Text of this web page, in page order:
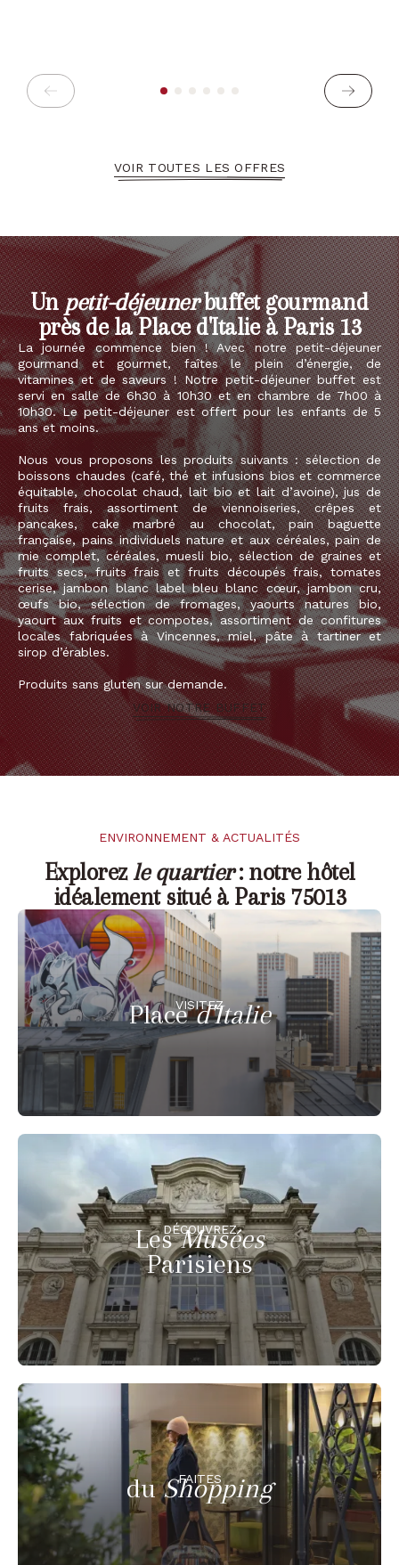
VOIR TOUTES LES OFFRES
Unpetit-déjeunerbuffet gourmand
près de la Place d'Italie à Paris 13
La journée commence bien ! Avec notre petit-déjeuner
gourmand et gourmet, faîtes le plein d’énergie, de
vitamines et de saveurs ! Notre petit-déjeuner buffet est
servi en salle de 6h30 à 10h30 et en chambre de 7h00 à
10h30. Le petit-déjeuner est offert pour les enfants de 5
ans et moins.
Nous vous proposons les produits suivants : sélection de
boissons chaudes (café, thé et infusions bios et commerce
équitable, chocolat chaud, lait bio et lait d’avoine), jus de
fruits frais, assortiment de viennoiseries, crêpes et
pancakes, cake marbré au chocolat, pain baguette
française, pains individuels nature et aux céréales, pain de
mie complet, céréales, muesli bio, sélection de graines et
fruits secs, fruits frais et fruits découpés frais, tomates
cerise, jambon blanc label bleu blanc cœur, jambon cru,
œufs bio, sélection de fromages, yaourts natures bio,
yaourt aux fruits et compotes, assortiment de confitures
locales fabriquées à Vincennes, miel, pâte à tartiner et
sirop d’érables.
Produits sans gluten sur demande.
VOIR NOTRE BUFFET
ENVIRONNEMENT & ACTUALITÉS
Explorezle quartier: notre hôtel
idéalement situé à Paris 75013
VISITEZ
Placed'Italie
DÉCOUVREZ
LesMusées
Parisiens
FAITES
duShopping